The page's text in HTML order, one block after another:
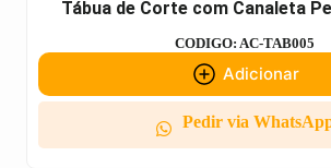
Tábua de Corte com Canaleta
CODIGO: AC-TAB005
Adicionar
Pedir via